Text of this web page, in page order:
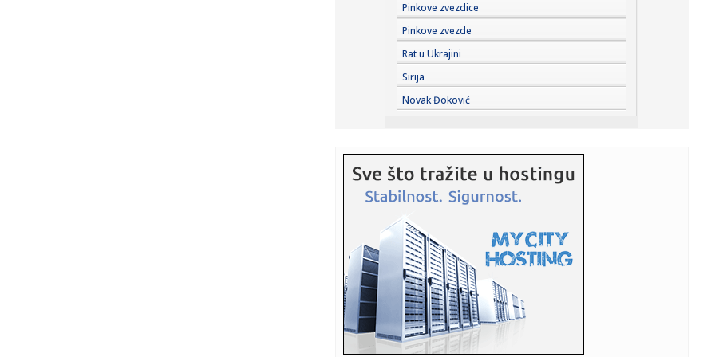
11:18:Bruceloza goveda kod Bujanovca
11:17:Priština u političkom haosu: Kurti traži dogovor, opozicija
ga...
11:13:Srbija dobija novu gasnu rutu: Stručnjaci otkrivaju detalj
koji ...
11:12: Na Svetski dan siromašnih: "Siromaštvo postalo normalno
u Srbij...
11:11:
potpis u crveno-belo...
11:04:Đilas konačno priznao: "Za Vučića je glasalo više od dva
mil...
11:03:10 Mazdinih dodataka koji leto čine još boljim
11:02:Deo jedne ulice u Novom Sadu u ponedeljak bez struje na
Pinkove zvezdice
Pinkove zvezde
Rat u Ukrajini
Sirija
Novak Đoković